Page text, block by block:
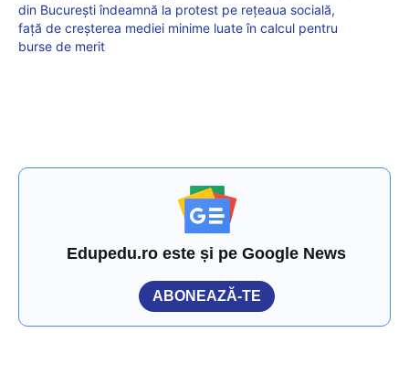
din București îndeamnă la protest pe rețeaua socială,
față de creșterea mediei minime luate în calcul pentru
burse de merit
Edupedu.ro este și pe Google News
ABONEAZĂ-TE